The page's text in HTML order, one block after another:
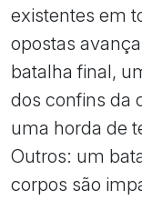
existentes em
opostas
batalha final,
dos confins da
uma horda de
Outros: um
corpos são